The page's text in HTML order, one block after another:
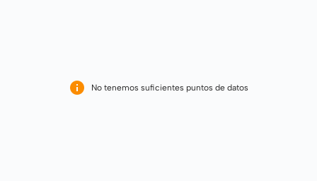
No tenemos suficientes puntos de datos